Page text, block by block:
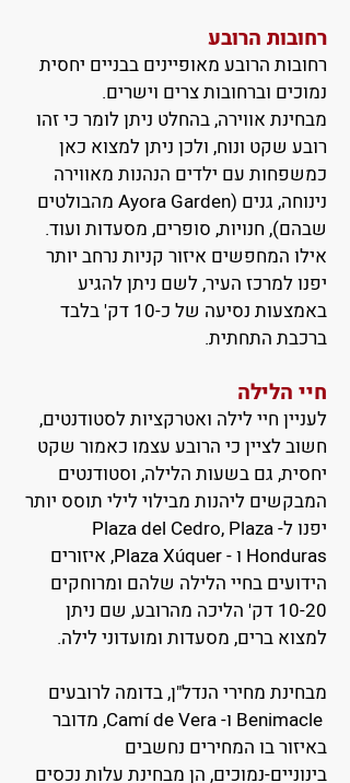
רחובות הרובע
רחובות הרובע מאופיינים בבניים יחסית
נמוכים וברחובות צרים וישרים.
מבחינת אווירה,בהחלט ניתן לומר כי זהו
רובע שקט ונוח, ולכן ניתן למצוא כאן
כמשפחות עם ילדים הנהנות מאווירה
נינוחה, גנים (Ayora Garden מהבולטים
שבהם), חנויות, סופרים, מסעדות ועוד.
אילו המחפשים איזור קניות נרחב יותר
יפנו למרכז העיר, לשם ניתן להגיע
באמצעות נסיעה של כ-10 דק' בלבד
ברכבת התחתית.
חיי הלילה
לעניין חיי לילה ואטרקציות לסטודנטים,
חשוב לציין כי הרובע עצמו כאמור שקט
יחסית, גם בשעות הלילה, וסטודנטים
המבקשים ליהנות מבילוי לילי תוסס יותר
יפנו ל- Plaza del Cedro, Plaza
Honduras ו - Plaza Xúquer, איזורים
הידועים בחיי הלילה שלהם ומרוחקים
10-20 דק' הליכה מהרובע, שם ניתן
למצוא ברים, מסעדות ומועדוני לילה.
מבחינת מחירי הנדל"ן, בדומה לרובעים
Benimacle ו- Camí de Vera, מדובר
באיזור בו המחירים נחשבים
בינוניים-נמוכים, הן מבחינת עלות נכסים